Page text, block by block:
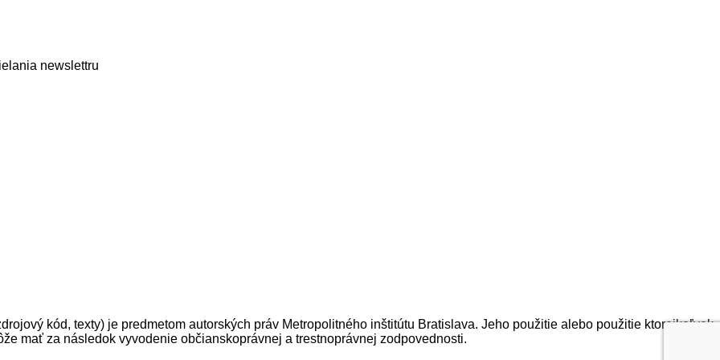
newslettru
kód, texty) je predmetom autorských práv Metropolitného inštitútu Bratislava. Jeho použitie alebo použitie ktorejkoľvek
mať za následok vyvodenie občianskoprávnej a trestnoprávnej zodpovednosti.